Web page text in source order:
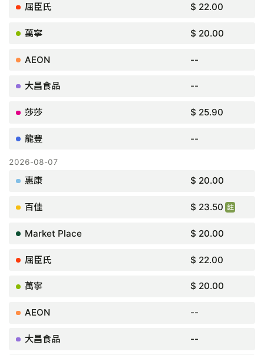
$ 22.00
$ 20.00
--
--
$ 25.90
--
$ 20.00
$ 23.50
$ 20.00
$ 22.00
$ 20.00
--
--